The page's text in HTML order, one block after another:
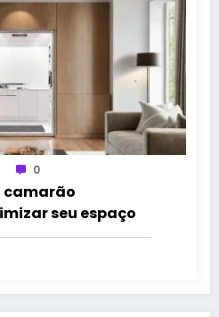
0
camarão
seu espaço